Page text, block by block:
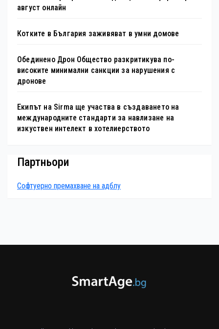
август онлайн
Котките в България заживяват в умни домове
Обединено Дрон Общество разкритикува по-
високите минимални санкции за нарушения с
дронове
Екипът на Sirma ще участва в създаването на
международните стандарти за навлизане на
изкуствен интелект в хотелиерството
Партньори
Софтуерно премахване на адблу